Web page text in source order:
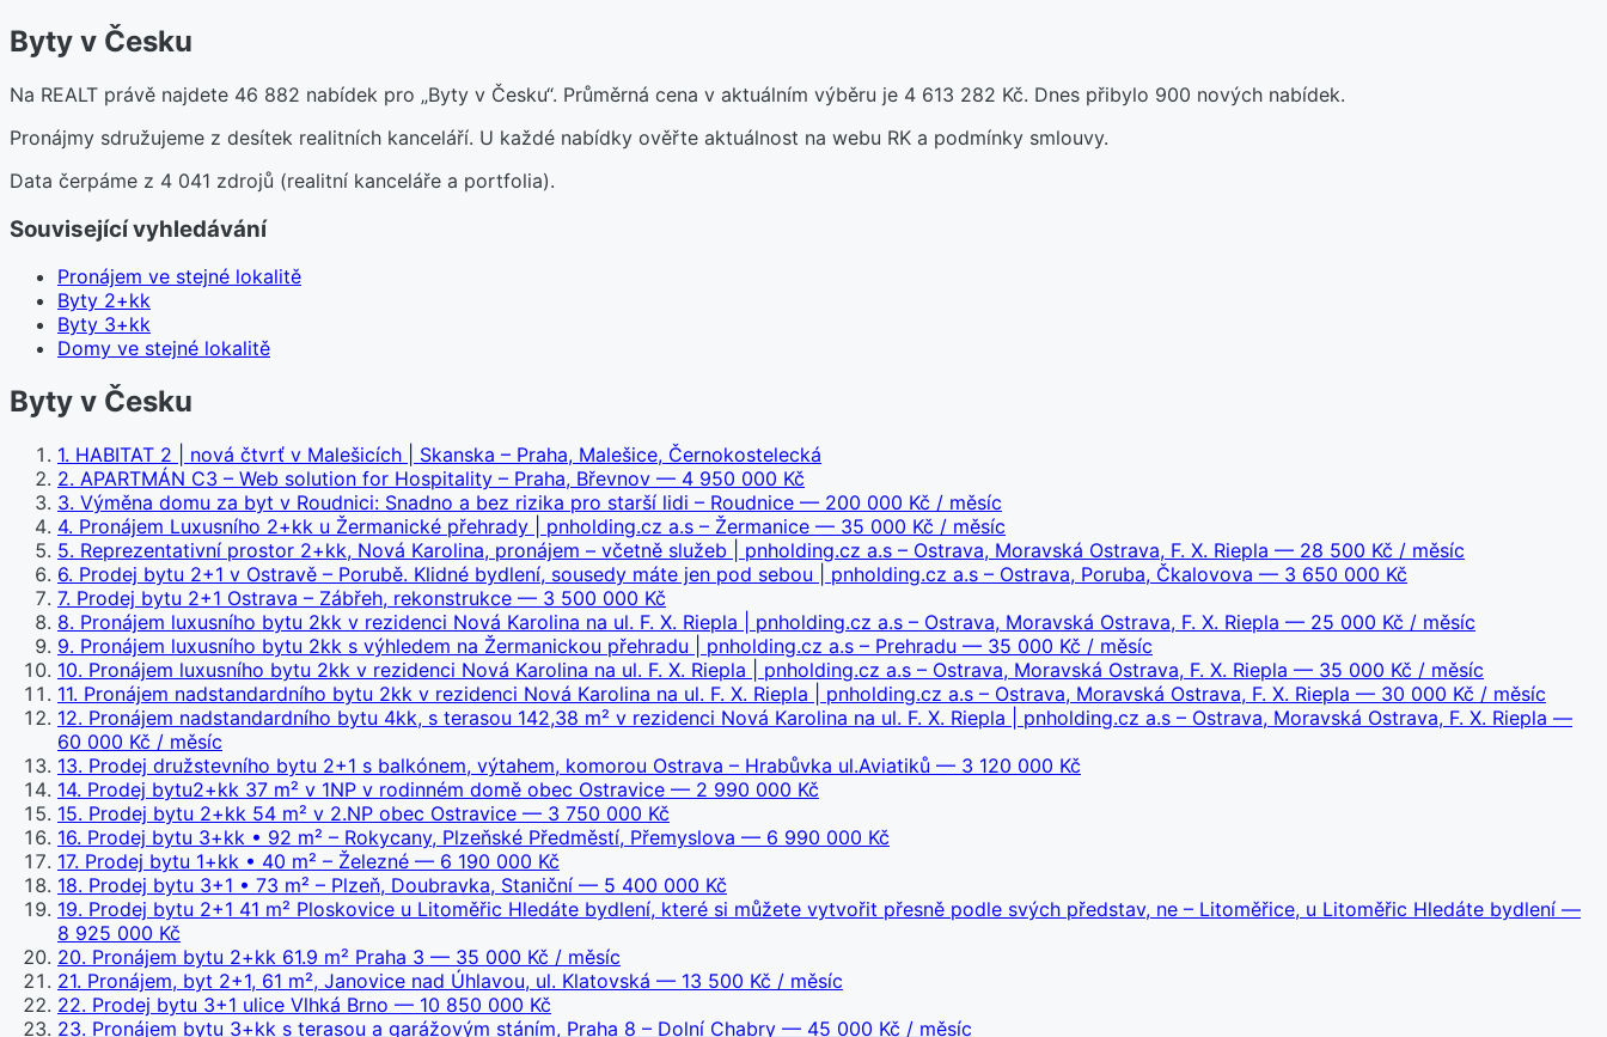
Byty v Česku
Na REALT právě najdete 46 882 nabídek pro „Byty v Česku“. Průměrná cena v aktuálním výběru je 4 613 282 Kč. Dnes přibylo 900 nových nabídek.
Pronájmy sdružujeme z desítek realitních kanceláří. U každé nabídky ověřte aktuálnost na webu RK a podmínky smlouvy.
Data čerpáme z 4 041 zdrojů (realitní kanceláře a portfolia).
Související vyhledávání
Pronájem ve stejné lokalitě
Byty 2+kk
Byty 3+kk
Domy ve stejné lokalitě
Byty v Česku
1. HABITAT 2 | nová čtvrť v Malešicích | Skanska – Praha, Malešice, Černokostelecká
2. APARTMÁN C3 – Web solution for Hospitality – Praha, Břevnov — 4 950 000 Kč
3. Výměna domu za byt v Roudnici: Snadno a bez rizika pro starší lidi – Roudnice — 200 000 Kč / měsíc
4. Pronájem Luxusního 2+kk u Žermanické přehrady | pnholding.cz a.s – Žermanice — 35 000 Kč / měsíc
5. Reprezentativní prostor 2+kk, Nová Karolina, pronájem – včetně služeb | pnholding.cz a.s – Ostrava, Moravská Ostrava, F. X. Riepla — 28 500 Kč / měsíc
6. Prodej bytu 2+1 v Ostravě – Porubě. Klidné bydlení, sousedy máte jen pod sebou | pnholding.cz a.s – Ostrava, Poruba, Čkalovova — 3 650 000 Kč
7. Prodej bytu 2+1 Ostrava – Zábřeh, rekonstrukce — 3 500 000 Kč
8. Pronájem luxusního bytu 2kk v rezidenci Nová Karolina na ul. F. X. Riepla | pnholding.cz a.s – Ostrava, Moravská Ostrava, F. X. Riepla — 25 000 Kč / měsíc
9. Pronájem luxusního bytu 2kk s výhledem na Žermanickou přehradu | pnholding.cz a.s – Prehradu — 35 000 Kč / měsíc
10. Pronájem luxusního bytu 2kk v rezidenci Nová Karolina na ul. F. X. Riepla | pnholding.cz a.s – Ostrava, Moravská Ostrava, F. X. Riepla — 35 000 Kč / měsíc
11. Pronájem nadstandardního bytu 2kk v rezidenci Nová Karolina na ul. F. X. Riepla | pnholding.cz a.s – Ostrava, Moravská Ostrava, F. X. Riepla — 30 000 Kč / měsíc
12. Pronájem nadstandardního bytu 4kk, s terasou 142,38 m² v rezidenci Nová Karolina na ul. F. X. Riepla | pnholding.cz a.s – Ostrava, Moravská Ostrava, F. X. Riepla —
60 000 Kč / měsíc
13. Prodej družstevního bytu 2+1 s balkónem, výtahem, komorou Ostrava – Hrabůvka ul.Aviatiků — 3 120 000 Kč
14. Prodej bytu2+kk 37 m² v 1NP v rodinném domě obec Ostravice — 2 990 000 Kč
15. Prodej bytu 2+kk 54 m² v 2.NP obec Ostravice — 3 750 000 Kč
16. Prodej bytu 3+kk • 92 m² – Rokycany, Plzeňské Předměstí, Přemyslova — 6 990 000 Kč
17. Prodej bytu 1+kk • 40 m² – Železné — 6 190 000 Kč
18. Prodej bytu 3+1 • 73 m² – Plzeň, Doubravka, Staniční — 5 400 000 Kč
19. Prodej bytu 2+1 41 m² Ploskovice u Litoměřic Hledáte bydlení, které si můžete vytvořit přesně podle svých představ, ne – Litoměřice, u Litoměřic Hledáte bydlení —
8 925 000 Kč
20. Pronájem bytu 2+kk 61.9 m² Praha 3 — 35 000 Kč / měsíc
21. Pronájem, byt 2+1, 61 m², Janovice nad Úhlavou, ul. Klatovská — 13 500 Kč / měsíc
22. Prodej bytu 3+1 ulice Vlhká Brno — 10 850 000 Kč
23. Pronájem bytu 3+kk s terasou a garážovým stáním, Praha 8 – Dolní Chabry — 45 000 Kč / měsíc